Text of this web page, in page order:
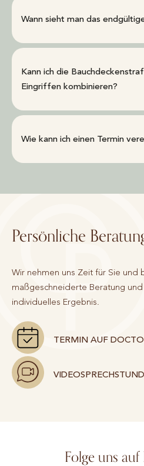
Wann sieht man das
Kann ich die
Eingriffen kombinieren?
Wie kann ich einen Termin
Persönliche
Wir nehmen uns Zeit für Sie und
maßgeschneiderte Beratung
individuelles Ergebnis.
TERMIN AUF
Folge uns